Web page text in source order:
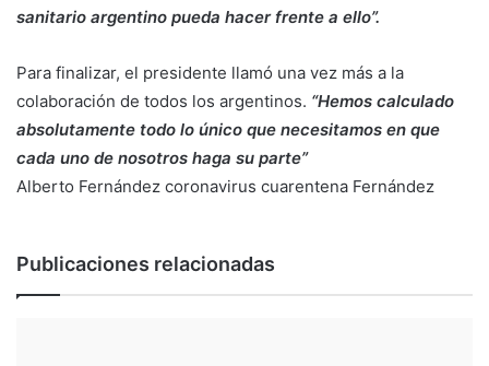
sanitario argentino pueda hacer frente a ello”.
Para finalizar, el presidente llamó una vez más a la
colaboración de todos los argentinos. “Hemos calculado
absolutamente todo lo único que necesitamos en que
cada uno de nosotros haga su parte”
Alberto Fernández coronavirus cuarentena Fernández
Publicaciones relacionadas